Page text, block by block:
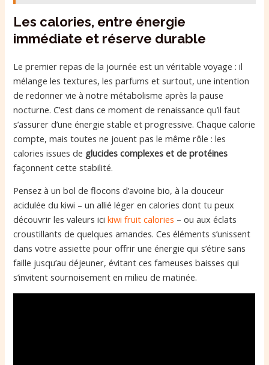
Les calories, entre énergie
immédiate et réserve durable
Le premier repas de la journée est un véritable voyage : il
mélange les textures, les parfums et surtout, une intention
de redonner vie à notre métabolisme après la pause
nocturne. C’est dans ce moment de renaissance qu’il faut
s’assurer d’une énergie stable et progressive. Chaque calorie
compte, mais toutes ne jouent pas le même rôle : les
calories issues de glucides complexes et de protéines
façonnent cette stabilité.
Pensez à un bol de flocons d’avoine bio, à la douceur
acidulée du kiwi – un allié léger en calories dont tu peux
découvrir les valeurs icikiwi fruit calories – ou aux éclats
croustillants de quelques amandes. Ces éléments s’unissent
dans votre assiette pour offrir une énergie qui s’étire sans
faille jusqu’au déjeuner, évitant ces fameuses baisses qui
s’invitent sournoisement en milieu de matinée.